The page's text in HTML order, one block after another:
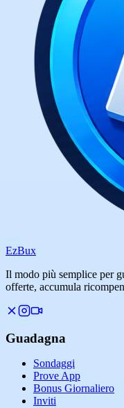
EzBux
Il modo più semplice per
offerte, accumula
Guadagna
Sondaggi
Prove App
Bonus Giornaliero
Inviti